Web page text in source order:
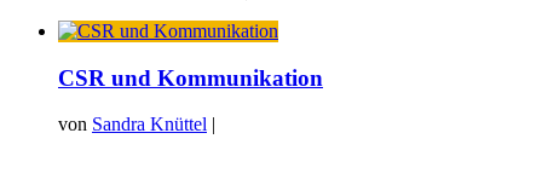
CSR und Kommunikation
von Sandra Knüttel |